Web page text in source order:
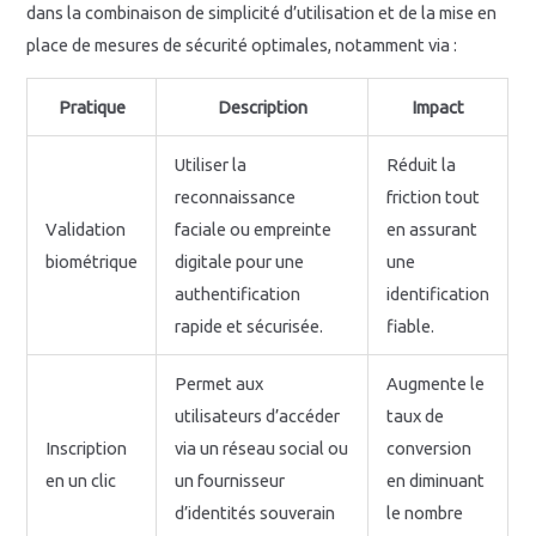
dans la combinaison de simplicité d’utilisation et de la mise en
place de mesures de sécurité optimales, notamment via :
Pratique Description Impact
Validation
biométrique
Utiliser la
reconnaissance
faciale ou empreinte
digitale pour une
authentification
rapide et sécurisée.
Réduit la
friction tout
en assurant
une
identification
fiable.
Inscription
en un clic
Permet aux
utilisateurs d’accéder
via un réseau social ou
un fournisseur
d’identités souverain
Augmente le
taux de
conversion
en diminuant
le nombre